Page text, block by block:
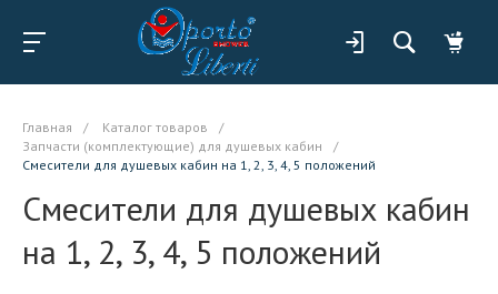
Главная / Каталог товаров
/
Запчасти (комплектующие) для душевых кабин
/
Смесители для душевых кабин на 1, 2, 3, 4, 5 положений
Смесители для душевых кабин
на 1, 2, 3, 4, 5 положений